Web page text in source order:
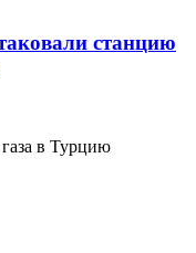
станцию
в Турцию